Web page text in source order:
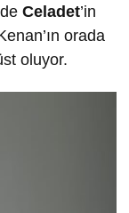
Celadet’in
orada
oluyor.